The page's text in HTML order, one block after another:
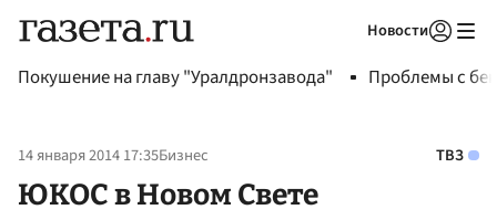
Новости
Покушение на главу "Уралдронзавода" Проблемы с
14 января 2014 17:35Бизнес ТВЗ
ЮКОС в Новом Свете